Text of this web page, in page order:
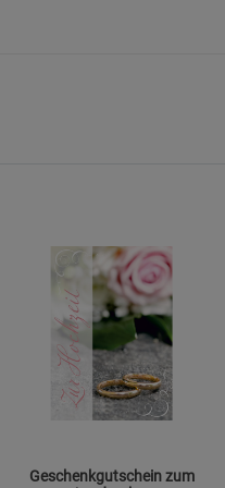
Geschenkgutschein zum